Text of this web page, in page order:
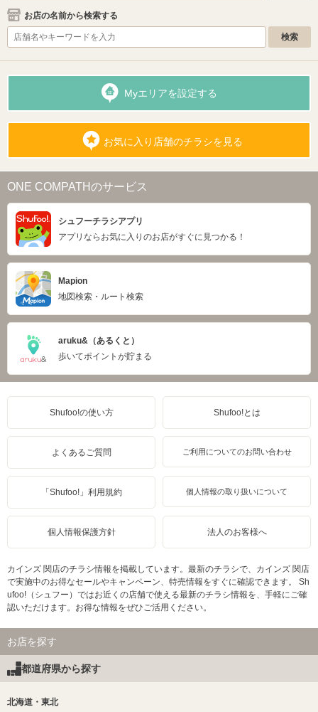
お店の名前から検索する
Myエリアを設定する
お気に入り店舗のチラシを見る
ONE COMPATHのサービス
シュフーチラシアプリ
アプリならお気に入りのお店がすぐに見つかる！
Mapion
地図検索・ルート検索
aruku&（あるくと）
歩いてポイントが貯まる
Shufoo!の使い方 Shufoo!とは
よくあるご質問 ご利用についてのお問い合わせ
「Shufoo!」利用規約 個人情報の取り扱いについて
個人情報保護方針 法人のお客様へ
カインズ 関店のチラシ情報を掲載しています。最新のチラシで、カインズ 関店
で実施中のお得なセールやキャンペーン、特売情報をすぐに確認できます。 Sh
ufoo!（シュフー）ではお近くの店舗で使える最新のチラシ情報を、手軽にご確
認いただけます。お得な情報をぜひご活用ください。
お店を探す
都道府県から探す
北海道・東北